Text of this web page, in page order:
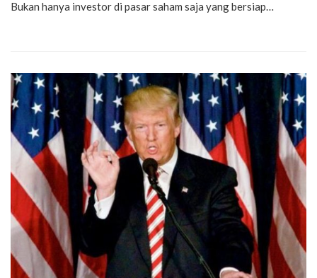
Bukan hanya investor di pasar saham saja yang bersiap…